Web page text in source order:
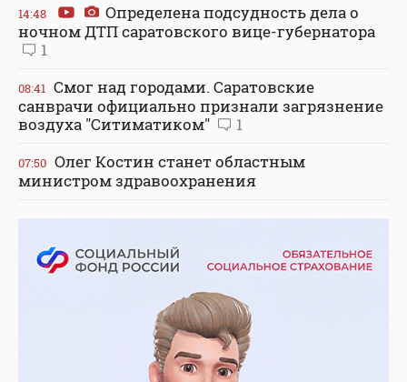
14:48
Определена подсудность дела о
ночном ДТП саратовского вице-губернатора
1
08:41 Смог над городами. Саратовские
санврачи официально признали загрязнение
воздуха "Ситиматиком"
1
07:50 Олег Костин станет областным
министром здравоохранения